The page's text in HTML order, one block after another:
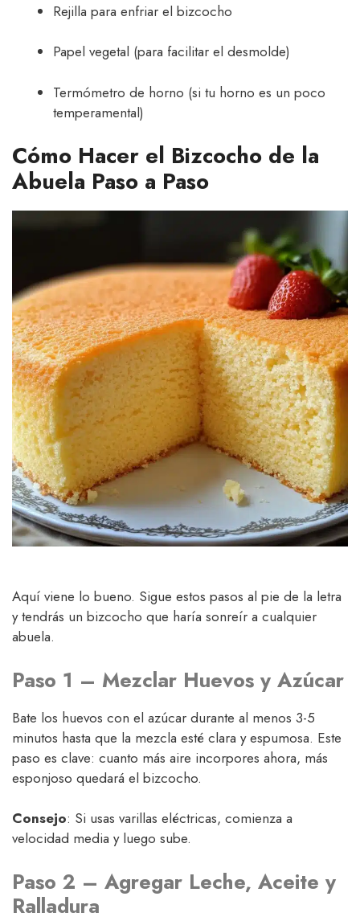
Rejilla para enfriar el bizcocho
Papel vegetal (para facilitar el desmolde)
Termómetro de horno (si tu horno es un poco
temperamental)
Cómo Hacer el Bizcocho de la
Abuela Paso a Paso
Aquí viene lo bueno. Sigue estos pasos al pie de la letra
y tendrás un bizcocho que haría sonreír a cualquier
abuela.
Paso 1 – Mezclar Huevos y Azúcar
Bate los huevos con el azúcar durante al menos 3-5
minutos hasta que la mezcla esté clara y espumosa. Este
paso es clave: cuanto más aire incorpores ahora, más
esponjoso quedará el bizcocho.
Consejo: Si usas varillas eléctricas, comienza a
velocidad media y luego sube.
Paso 2 – Agregar Leche, Aceite y
Ralladura